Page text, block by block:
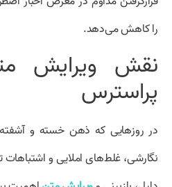
را کاهش می‌دهد.
نقش ویرایش
پراسترس
در روزهایی که ذهن خسته و
نگارشی، غلط‌های املایی و